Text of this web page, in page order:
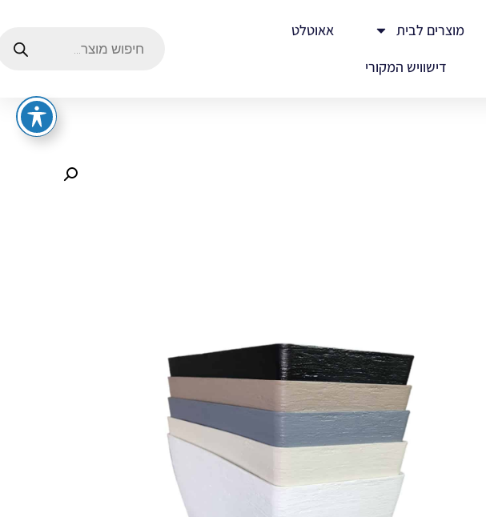
מוצרים לבית
אאוטלט
דישוויש המקורי